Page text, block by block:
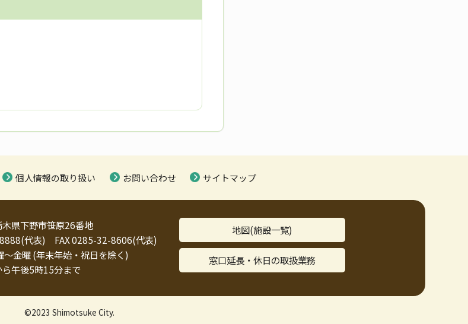
個人情報の取り扱い お問い合わせ サイトマップ
県下野市笹原26番地
代表) FAX 0285-32-8606(代表)
～金曜 (年末年始・祝日を除く)
午後5時15分まで
地図(施設一覧)
窓口延長・休日の取扱業務
©2023 Shimotsuke City.